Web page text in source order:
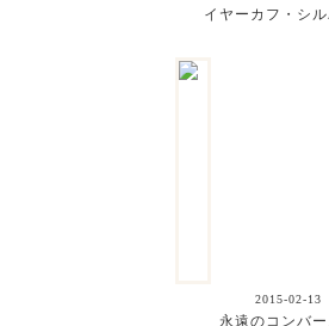
イヤーカフ・シル
2015-02-13
永遠のコンバ